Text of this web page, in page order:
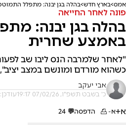
אמס בארץ חדש בהלה בגן יבנה: מתפלל
פונה לאחר החייאה
בהלה בגן יבנה:
באמצע שחרית
"לאחר שלמרבה הנס ליבו שב
כשהוא מורדם ומונשם במצב יציב",
אבי יעקב
כ' בשבט תשפ"ו, 07/02/26 19:17 עודכן: 21:12
א+א- הדפסה💬
24